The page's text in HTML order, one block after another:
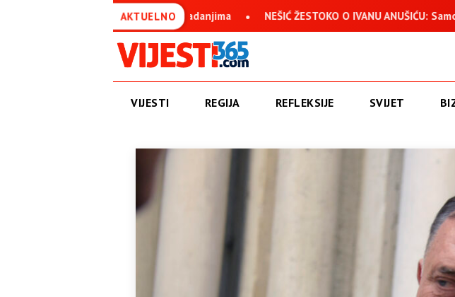
AKTUELNO
uprkos svim stradanjima NEŠIĆ ŽESTOKO O IVANU ANUŠIĆU: Samo nečovjek
VIJESTI REGIJA REFLEKSIJE SVIJET